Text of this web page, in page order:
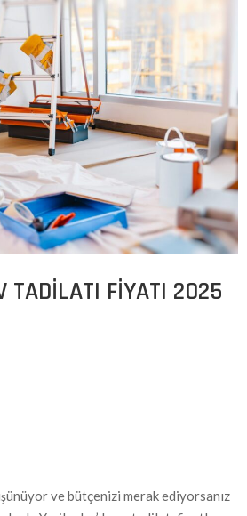
TADILATI FIYATI 2025
ve bütçenizi merak ediyorsanız